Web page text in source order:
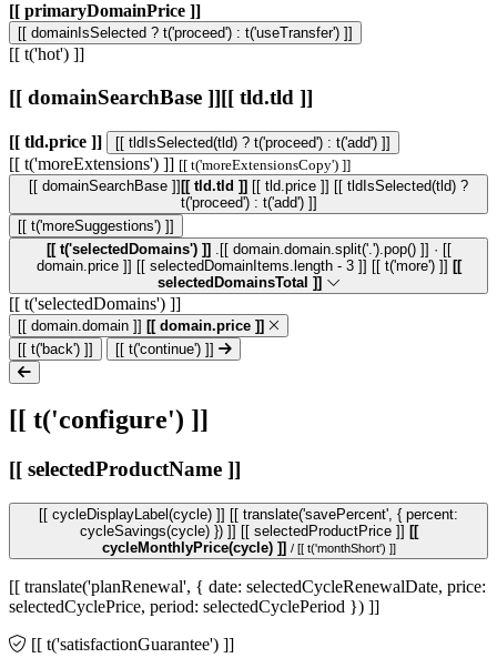
[[ primaryDomainPrice ]]
[[ domainIsSelected ? t('proceed') : t('useTransfer') ]]
[[ t('hot') ]]
[[ domainSearchBase ]][[ tld.tld ]]
[[ tld.price ]] [[ tldIsSelected(tld) ? t('proceed') : t('add') ]]
[[ t('moreExtensions') ]] [[ t('moreExtensionsCopy') ]]
[[ domainSearchBase ]][[ tld.tld ]] [[ tld.price ]] [[ tldIsSelected(tld) ?
t('proceed') : t('add') ]]
[[ t('moreSuggestions') ]]
[[ t('selectedDomains') ]]
.[[ domain.domain.split('.').pop() ]] · [[
domain.price ]] [[ selectedDomainItems.length - 3 ]] [[ t('more') ]] [[
selectedDomainsTotal ]]
[[ t('selectedDomains') ]]
[[ domain.domain ]] [[ domain.price ]]
[[ t('back') ]]
[[ t('continue') ]]
[[ t('configure') ]]
[[ selectedProductName ]]
[[ cycleDisplayLabel(cycle) ]] [[ translate('savePercent', { percent:
cycleSavings(cycle) }) ]] [[ selectedProductPrice ]] [[
cycleMonthlyPrice(cycle) ]] / [[ t('monthShort') ]]
[[ translate('planRenewal', { date: selectedCycleRenewalDate, price:
selectedCyclePrice, period: selectedCyclePeriod }) ]]
[[ t('satisfactionGuarantee') ]]